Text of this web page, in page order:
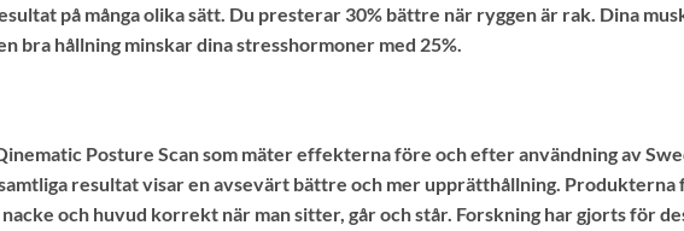
på många olika sätt. Du presterar 30% bättre när ryggen är rak. Dina
bra hållning minskar dina stresshormoner med 25%.
Posture Scan som mäter effekterna före och efter användning av
resultat visar en avsevärt bättre och mer upprätthållning.
och huvud korrekt när man sitter, går och står. Forskning har gjorts för